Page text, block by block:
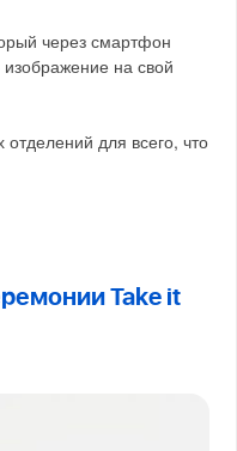
через смартфон
на свой
для всего, что
Take it